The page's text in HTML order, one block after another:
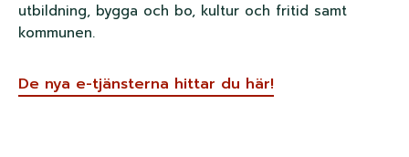
utbildning, bygga och bo, kultur och fritid samt
kommunen.
De nya e-tjänsterna hittar du här!